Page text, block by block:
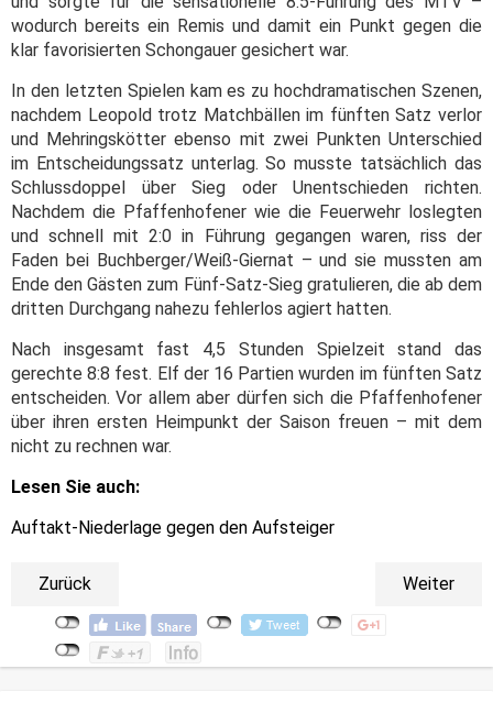
wodurch bereits ein Remis und damit ein Punkt gegen die
klar favorisierten Schongauer gesichert war.
In den letzten Spielen kam es zu hochdramatischen Szenen,
nachdem Leopold trotz Matchbällen im fünften Satz verlor
und Mehringskötter ebenso mit zwei Punkten Unterschied
im Entscheidungssatz unterlag. So musste tatsächlich das
Schlussdoppel über Sieg oder Unentschieden richten.
Nachdem die Pfaffenhofener wie die Feuerwehr loslegten
und schnell mit 2:0 in Führung gegangen waren, riss der
Faden bei Buchberger/Weiß-Giernat – und sie mussten am
Ende den Gästen zum Fünf-Satz-Sieg gratulieren, die ab dem
dritten Durchgang nahezu fehlerlos agiert hatten.
Nach insgesamt fast 4,5 Stunden Spielzeit stand das
gerechte 8:8 fest. Elf der 16 Partien wurden im fünften Satz
entscheiden. Vor allem aber dürfen sich die Pfaffenhofener
über ihren ersten Heimpunkt der Saison freuen – mit dem
nicht zu rechnen war.
Lesen Sie auch:
Auftakt-Niederlage gegen den Aufsteiger
Zurück Weiter